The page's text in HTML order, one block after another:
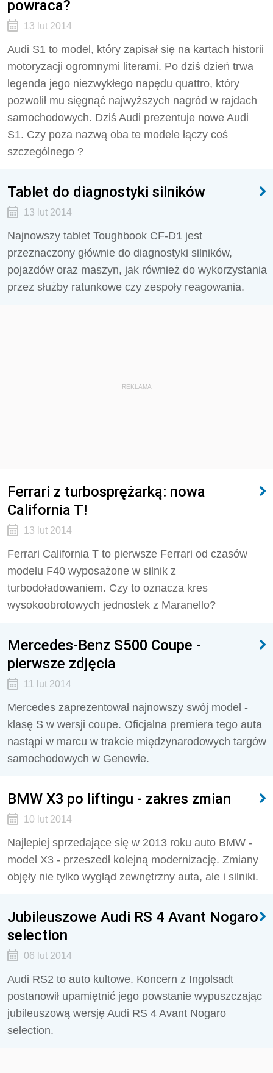
powraca?
13 lut 2014
Audi S1 to model, który zapisał się na kartach historii
motoryzacji ogromnymi literami. Po dziś dzień trwa
legenda jego niezwykłego napędu quattro, który
pozwolił mu sięgnąć najwyższych nagród w rajdach
samochodowych. Dziś Audi prezentuje nowe Audi
S1. Czy poza nazwą oba te modele łączy coś
szczególnego ?
Tablet do diagnostyki silników
13 lut 2014
Najnowszy tablet Toughbook CF-D1 jest
przeznaczony głównie do diagnostyki silników,
pojazdów oraz maszyn, jak również do wykorzystania
przez służby ratunkowe czy zespoły reagowania.
REKLAMA
Ferrari z turbosprężarką: nowa
California T!
13 lut 2014
Ferrari California T to pierwsze Ferrari od czasów
modelu F40 wyposażone w silnik z
turbodoładowaniem. Czy to oznacza kres
wysokoobrotowych jednostek z Maranello?
Mercedes-Benz S500 Coupe -
pierwsze zdjęcia
11 lut 2014
Mercedes zaprezentował najnowszy swój model -
klasę S w wersji coupe. Oficjalna premiera tego auta
nastąpi w marcu w trakcie międzynarodowych targów
samochodowych w Genewie.
BMW X3 po liftingu - zakres zmian
10 lut 2014
Najlepiej sprzedające się w 2013 roku auto BMW -
model X3 - przeszedł kolejną modernizację. Zmiany
objęły nie tylko wygląd zewnętrzny auta, ale i silniki.
Jubileuszowe Audi RS 4 Avant Nogaro
selection
06 lut 2014
Audi RS2 to auto kultowe. Koncern z Ingolsadt
postanowił upamiętnić jego powstanie wypuszczając
jubileuszową wersję Audi RS 4 Avant Nogaro
selection.